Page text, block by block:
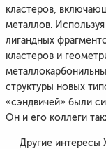
кластеров,
металлов.
лигандных
кластеров и
структуры новых
«сэндвичей» были
Он и его коллеги
Другие интересы